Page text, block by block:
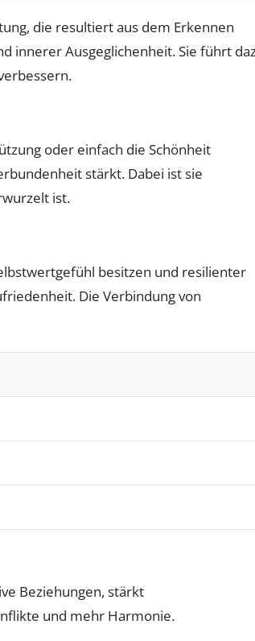
die resultiert aus dem Erkennen
innerer Ausgeglichenheit. Sie führt
oder einfach die Schönheit
stärkt. Dabei ist sie
ist.
besitzen und resilienter
Die Verbindung von
Beziehungen, stärkt
und mehr Harmonie.